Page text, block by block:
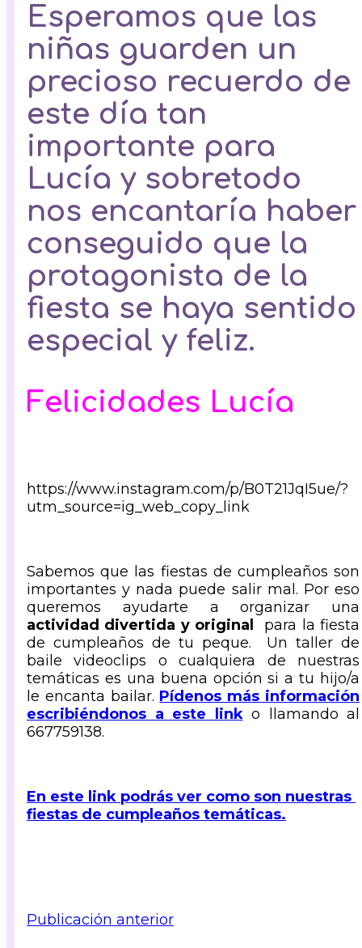
Esperamos que las
niñas guarden un
precioso recuerdo de
este día tan
importante para
Lucía y sobretodo
nos encantaría haber
conseguido que la
protagonista de la
fiesta se haya sentido
especial y feliz.
Felicidades Lucía
https://www.instagram.com/p/B0T21JqI5ue/?
utm_source=ig_web_copy_link
Sabemos que las fiestas de cumpleaños son
importantes y nada puede salir mal. Por eso
queremos ayudarte a organizar una
actividad divertida y original
para la fiesta
de cumpleaños de tu peque. Un taller de
baile videoclips o cualquiera de nuestras
temáticas es una buena opción si a tu hijo/a
le encanta bailar. Pídenos más información
escribiéndonos a este linko llamando al
667759138.
En este link podrás ver como son nuestras
fiestas de cumpleaños temáticas.
Publicación anterior